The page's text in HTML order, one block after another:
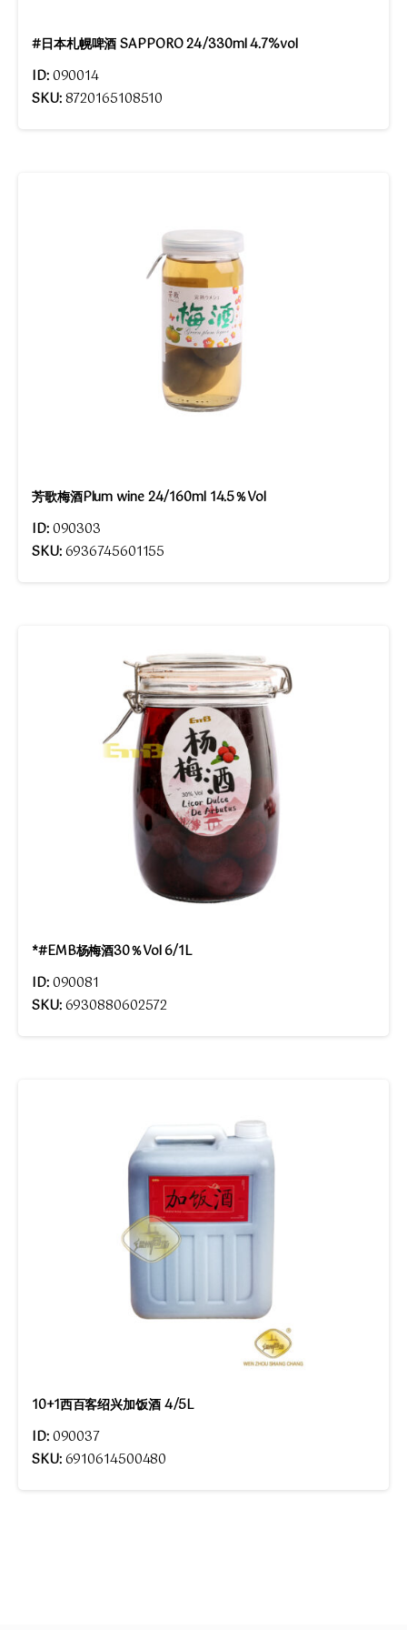
#日本札幌啤酒 SAPPORO 24/330ml 4.7%vol
ID:090014
SKU:8720165108510
芳歌梅酒Plum wine 24/160ml 14.5％Vol
ID:090303
SKU:6936745601155
*#EMB杨梅酒30％Vol 6/1L
ID:090081
SKU:6930880602572
10+1西百客绍兴加饭酒 4/5L
ID:090037
SKU:6910614500480